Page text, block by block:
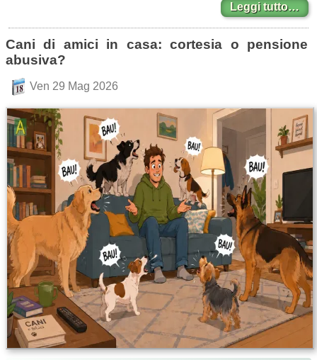
Leggi tutto…
Cani di amici in casa: cortesia o pensione
abusiva?
Ven 29 Mag 2026